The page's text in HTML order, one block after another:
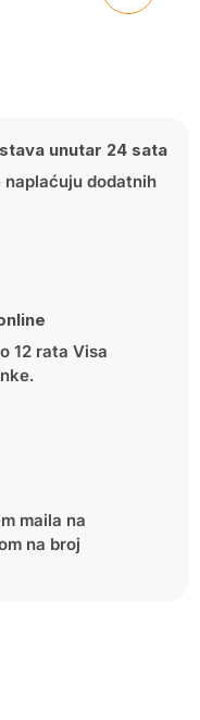
unutar 24 sata
naplaćuju dodatnih
12 rata Visa
maila na
na broj